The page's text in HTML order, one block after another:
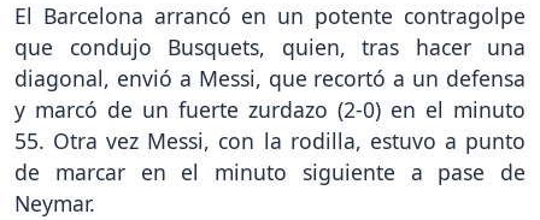
El Barcelona arrancó en un potente contragolpe
que condujo Busquets, quien, tras hacer una
diagonal, envió a Messi, que recortó a un defensa
y marcó de un fuerte zurdazo (2-0) en el minuto
55. Otra vez Messi, con la rodilla, estuvo a punto
de marcar en el minuto siguiente a pase de
Neymar.